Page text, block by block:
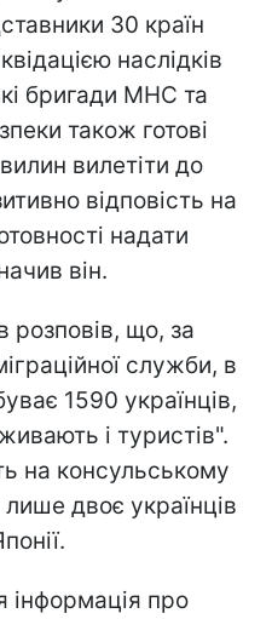
30 країн
наслідків
бригади МНС та
також готові
вилетіти до
відповість на
надати
він.
розповів, що, за
служби, в
1590 українців,
і туристів".
на консульському
лише двоє українців
інформація про